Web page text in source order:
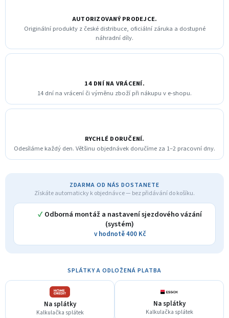
AUTORIZOVANÝ PRODEJCE.
Originální produkty z české distribuce, oficiální záruka a dostupné
náhradní díly.
14 DNÍ NA VRÁCENÍ.
14 dní na vrácení či výměnu zboží při nákupu v e-shopu.
RYCHLÉ DORUČENÍ.
Odesíláme každý den. Většinu objednávek doručíme za 1–2 pracovní dny.
ZDARMA OD NÁS DOSTANETE
Získáte automaticky k objednávce — bez přidávání do košíku.
✓ Odborná montáž a nastavení sjezdového vázání
(systém)
v hodnotě 400 Kč
SPLÁTKY A ODLOŽENÁ PLATBA
Na splátky
Kalkulačka splátek
Na splátky
Kalkulačka splátek